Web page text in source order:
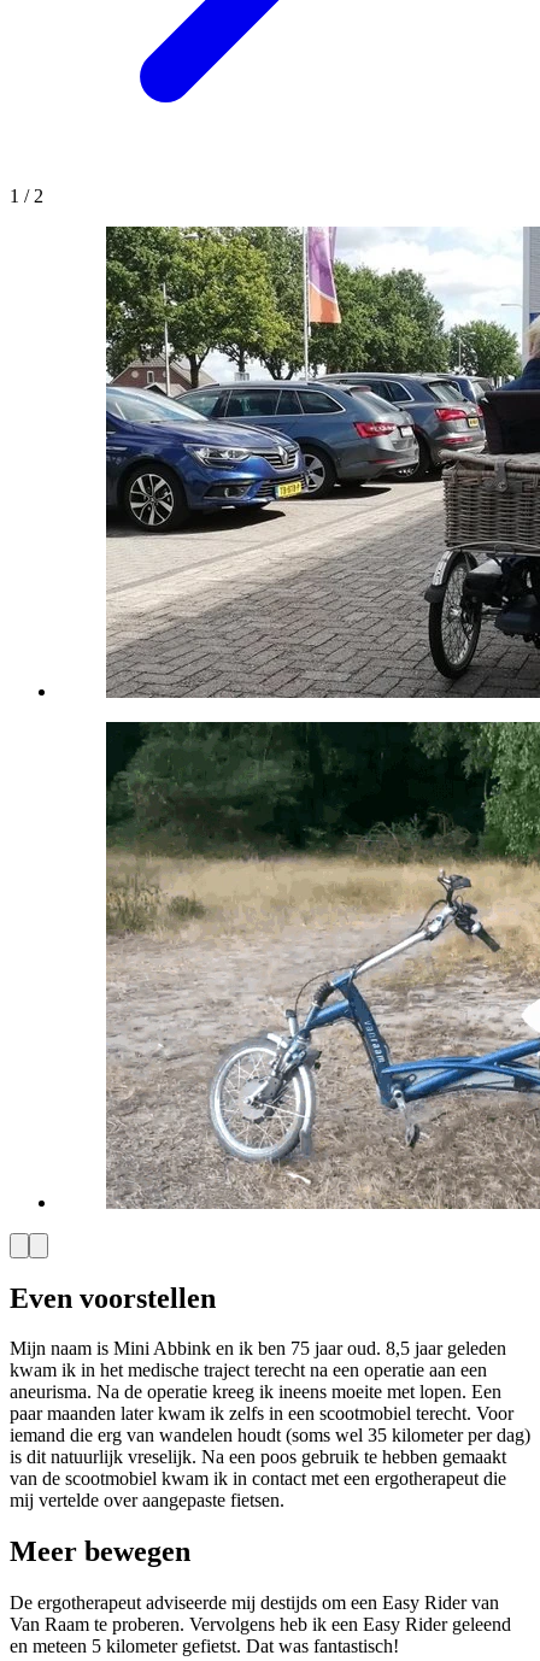
1 / 2
Even voorstellen
Mijn naam is Mini Abbink en ik ben 75 jaar oud. 8,5 jaar geleden
kwam ik in het medische traject terecht na een operatie aan een
aneurisma. Na de operatie kreeg ik ineens moeite met lopen. Een
paar maanden later kwam ik zelfs in een scootmobiel terecht. Voor
iemand die erg van wandelen houdt (soms wel 35 kilometer per dag)
is dit natuurlijk vreselijk. Na een poos gebruik te hebben gemaakt
van de scootmobiel kwam ik in contact met een ergotherapeut die
mij vertelde over aangepaste fietsen.
Meer bewegen
De ergotherapeut adviseerde mij destijds om een Easy Rider van
Van Raam te proberen. Vervolgens heb ik een Easy Rider geleend
en meteen 5 kilometer gefietst. Dat was fantastisch!